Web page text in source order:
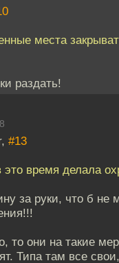
места
раздать!
#13
это время делала
за руки, что б не
то они на такие
Типа там все